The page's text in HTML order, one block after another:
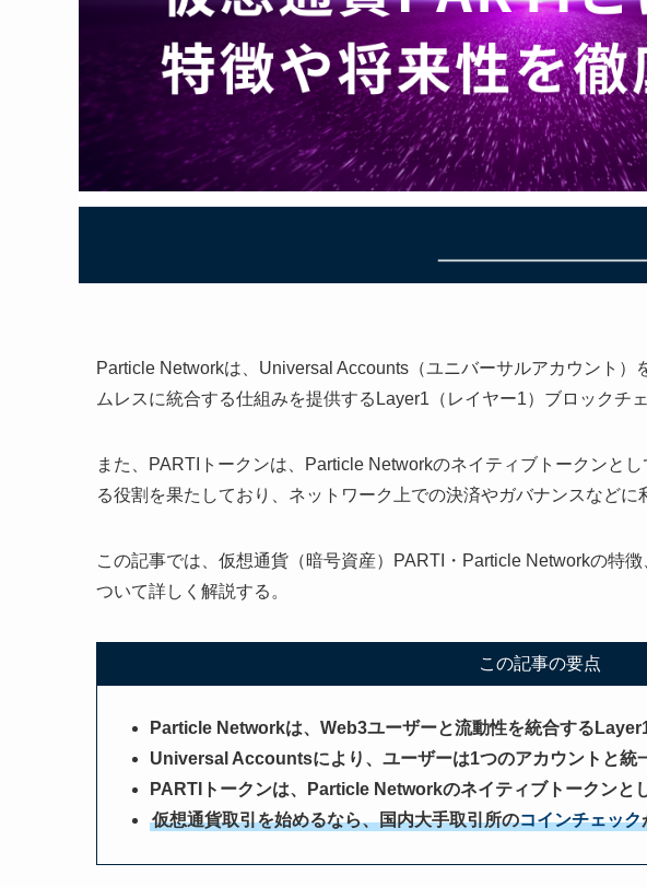
Particle Networkは、Universal Accounts（ユニバーサルアカウント
ムレスに統合する仕組みを提供するLayer1（レイヤー1）ブロックチ
また、PARTIトークンは、Particle Networkのネイティブトークンと
る役割を果たしており、ネットワーク上での決済やガバナンスなどに
この記事では、仮想通貨（暗号資産）PARTI・Particle Networkの特
ついて詳しく解説する。
この記事の要点
Particle Networkは、Web3ユーザーと流動性を統合する
Universal Accountsにより、ユーザーは1つのアカウントと統
PARTIトークンは、Particle Networkのネイティブトークンと
仮想通貨取引を始めるなら、国内大手取引所のコインチェック